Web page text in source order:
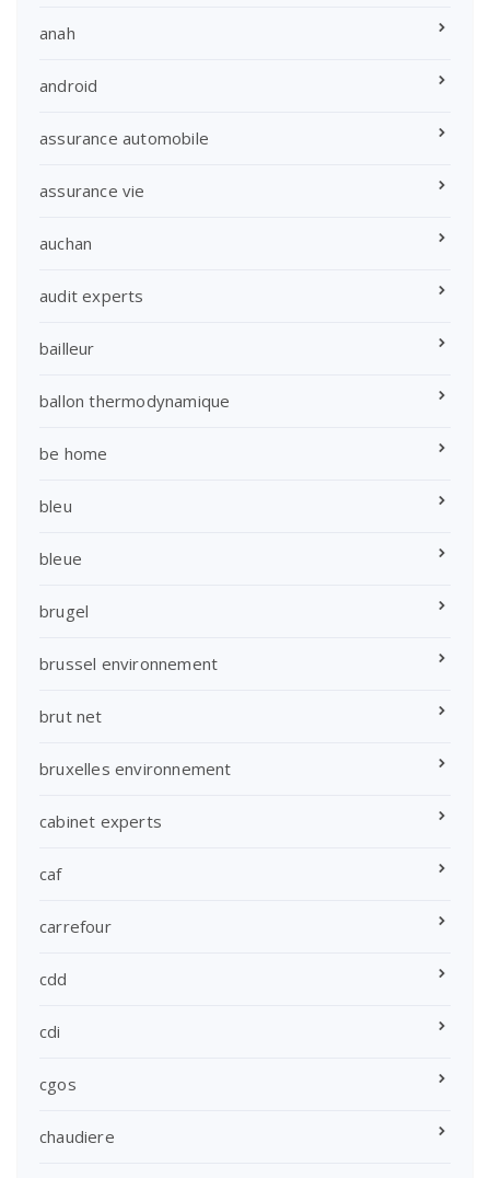
anah
android
assurance automobile
assurance vie
auchan
audit experts
bailleur
ballon thermodynamique
be home
bleu
bleue
brugel
brussel environnement
brut net
bruxelles environnement
cabinet experts
caf
carrefour
cdd
cdi
cgos
chaudiere